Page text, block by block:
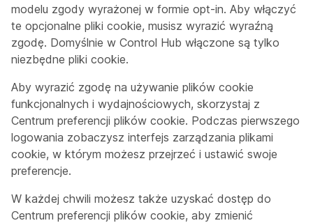
modelu zgody wyrażonej w formie opt-in. Aby włączyć
te opcjonalne pliki cookie, musisz wyrazić wyraźną
zgodę. Domyślnie w Control Hub włączone są tylko
niezbędne pliki cookie.
Aby wyrazić zgodę na używanie plików cookie
funkcjonalnych i wydajnościowych, skorzystaj z
Centrum preferencji plików cookie. Podczas pierwszego
logowania zobaczysz interfejs zarządzania plikami
cookie, w którym możesz przejrzeć i ustawić swoje
preferencje.
W każdej chwili możesz także uzyskać dostęp do
Centrum preferencji plików cookie, aby zmienić